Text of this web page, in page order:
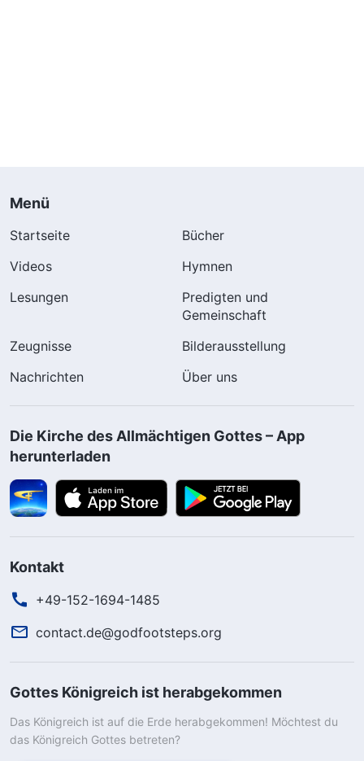
Menü
Startseite
Bücher
Videos
Hymnen
Lesungen
Predigten und
Gemeinschaft
Zeugnisse
Bilderausstellung
Nachrichten
Über uns
Die Kirche des Allmächtigen Gottes – App
herunterladen
Kontakt
+49-152-1694-1485
contact.de@godfootsteps.org
Gottes Königreich ist herabgekommen
Das Königreich ist auf die Erde herabgekommen! Möchtest du
das Königreich Gottes betreten?